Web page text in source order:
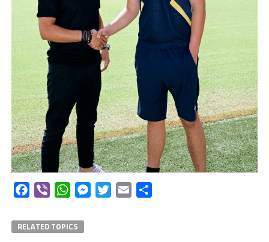
Facebook
Viber WhatsAppMessengerTwitterEmail
RELATED TOPICS